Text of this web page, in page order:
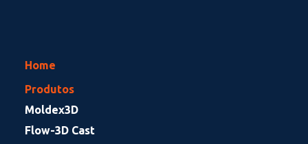
Home
Produtos
Moldex3D
Flow-3D Cast